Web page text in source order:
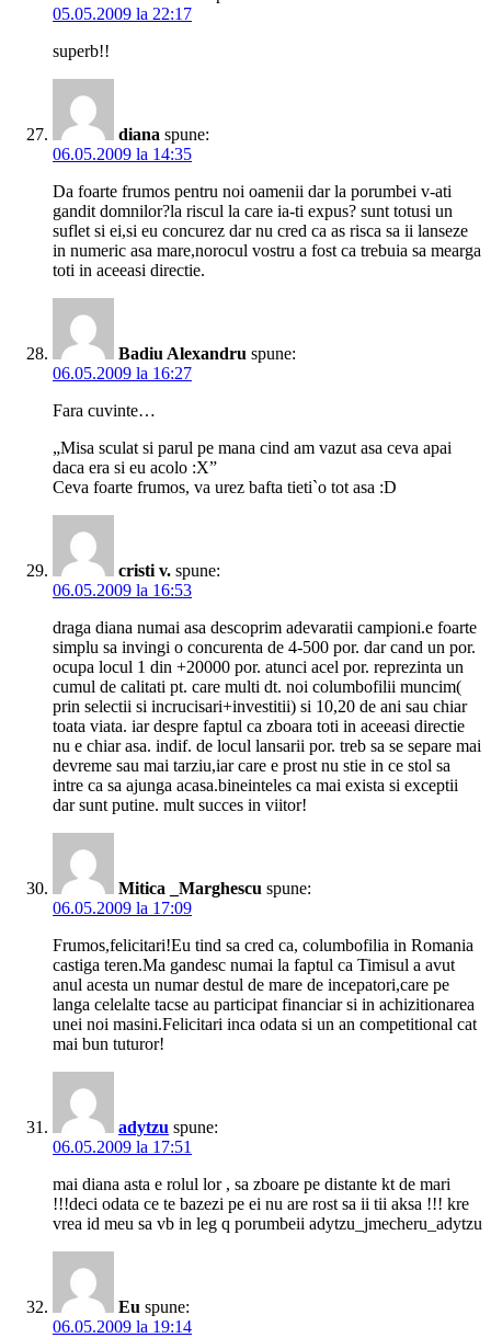
05.05.2009 la 22:17
superb!!
diana spune:
06.05.2009 la 14:35
Da foarte frumos pentru noi oamenii dar la porumbei v-ati
gandit domnilor?la riscul la care ia-ti expus? sunt totusi un
suflet si ei,si eu concurez dar nu cred ca as risca sa ii lanseze
in numeric asa mare,norocul vostru a fost ca trebuia sa mearga
toti in aceeasi directie.
Badiu Alexandru spune:
06.05.2009 la 16:27
Fara cuvinte…
„Misa sculat si parul pe mana cind am vazut asa ceva apai
daca era si eu acolo :X”
Ceva foarte frumos, va urez bafta tieti`o tot asa :D
cristi v. spune:
06.05.2009 la 16:53
draga diana numai asa descoprim adevaratii campioni.e foarte
simplu sa invingi o concurenta de 4-500 por. dar cand un por.
ocupa locul 1 din +20000 por. atunci acel por. reprezinta un
cumul de calitati pt. care multi dt. noi columbofilii muncim(
prin selectii si incrucisari+investitii) si 10,20 de ani sau chiar
toata viata. iar despre faptul ca zboara toti in aceeasi directie
nu e chiar asa. indif. de locul lansarii por. treb sa se separe mai
devreme sau mai tarziu,iar care e prost nu stie in ce stol sa
intre ca sa ajunga acasa.bineinteles ca mai exista si exceptii
dar sunt putine. mult succes in viitor!
Mitica _Marghescu spune:
06.05.2009 la 17:09
Frumos,felicitari!Eu tind sa cred ca, columbofilia in Romania
castiga teren.Ma gandesc numai la faptul ca Timisul a avut
anul acesta un numar destul de mare de incepatori,care pe
langa celelalte tacse au participat financiar si in achizitionarea
unei noi masini.Felicitari inca odata si un an competitional cat
mai bun tuturor!
adytzu spune:
06.05.2009 la 17:51
mai diana asta e rolul lor , sa zboare pe distante kt de mari
!!!deci odata ce te bazezi pe ei nu are rost sa ii tii aksa !!! kre
vrea id meu sa vb in leg q porumbeii adytzu_jmecheru_adytzu
Eu spune:
06.05.2009 la 19:14